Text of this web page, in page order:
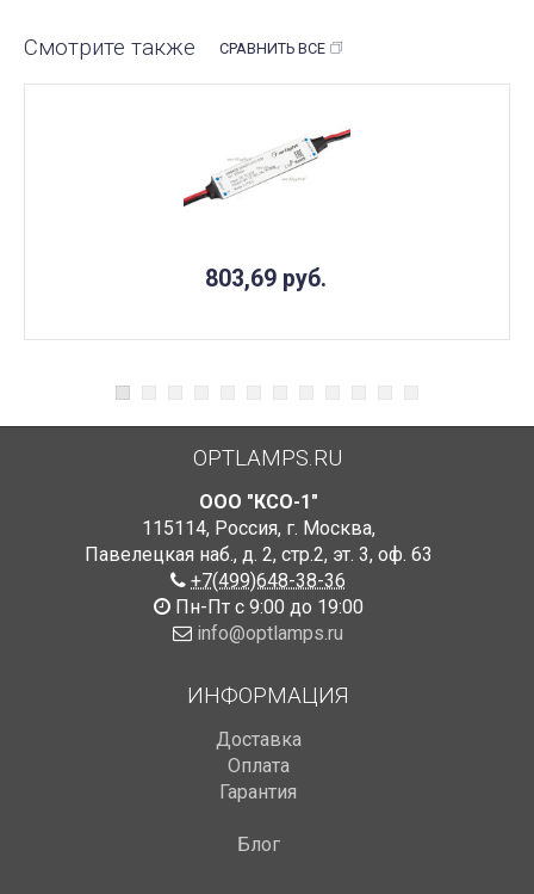
Смотрите также СРАВНИТЬ ВСЕ
803,69 руб.
OPTLAMPS.RU
ООО "КСО-1"
115114, Россия, г. Москва,
Павелецкая наб., д. 2, стр.2, эт. 3, оф. 63
+7(499)648-38-36
Пн-Пт с 9:00 до 19:00
info@optlamps.ru
ИНФОРМАЦИЯ
Доставка
Оплата
Гарантия
Блог